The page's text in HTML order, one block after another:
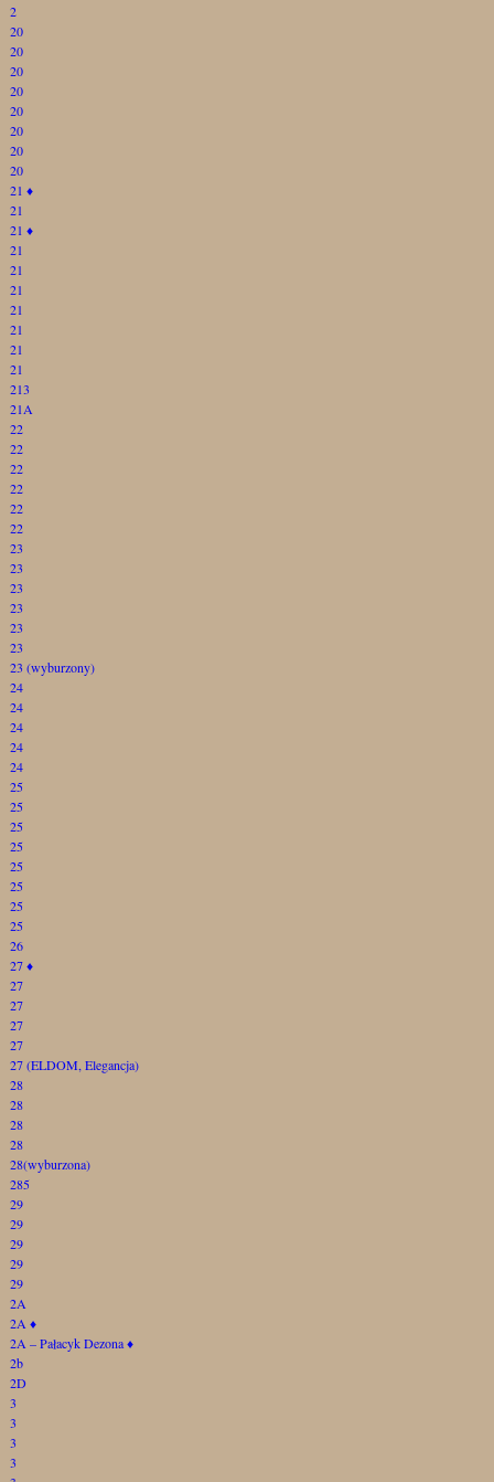
2
20
20
20
20
20
20
20
20
21 ♦
21
21 ♦
21
21
21
21
21
21
21
213
21A
22
22
22
22
22
22
23
23
23
23
23
23
23 (wyburzony)
24
24
24
24
24
25
25
25
25
25
25
25
25
26
27♦
27
27
27
27
27 (ELDOM, Elegancja)
28
28
28
28
28(wyburzona)
285
29
29
29
29
29
2A
2A ♦
2A – Pałacyk Dezona♦
2b
2D
3
3
3
3